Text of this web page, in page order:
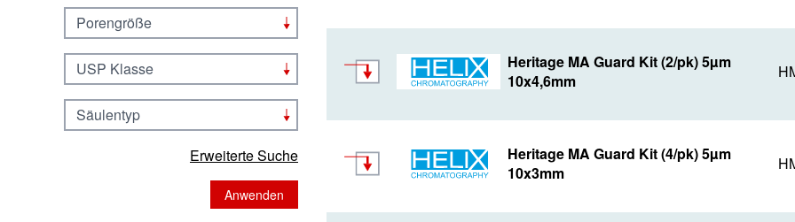
Porengröße
USP Klasse
Säulentyp
Erweiterte Suche
Anwenden
Heritage MA Guard Kit (2/pk) 5µm
10x4,6mm
Heritage MA Guard Kit (4/pk) 5µm
10x3mm